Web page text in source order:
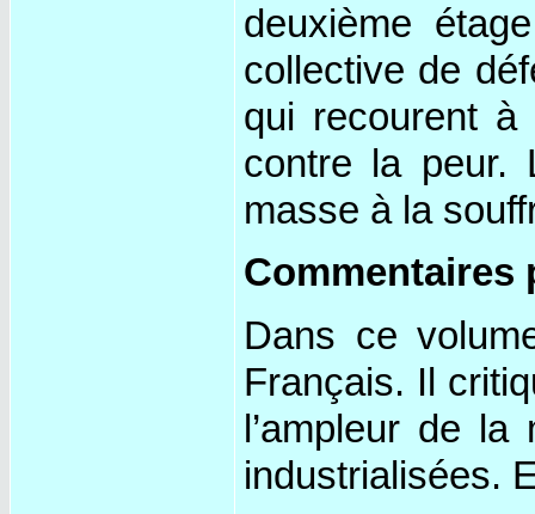
deuxième
collective de
qui recourent à
contre la peur.
masse à la
Commentaires
Dans ce
Français. Il
l’ampleur de
industrialisées.